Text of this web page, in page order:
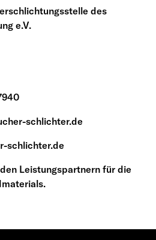
des
e.V.
schlichter.de
schlichter.de
Leistungspartnern für die